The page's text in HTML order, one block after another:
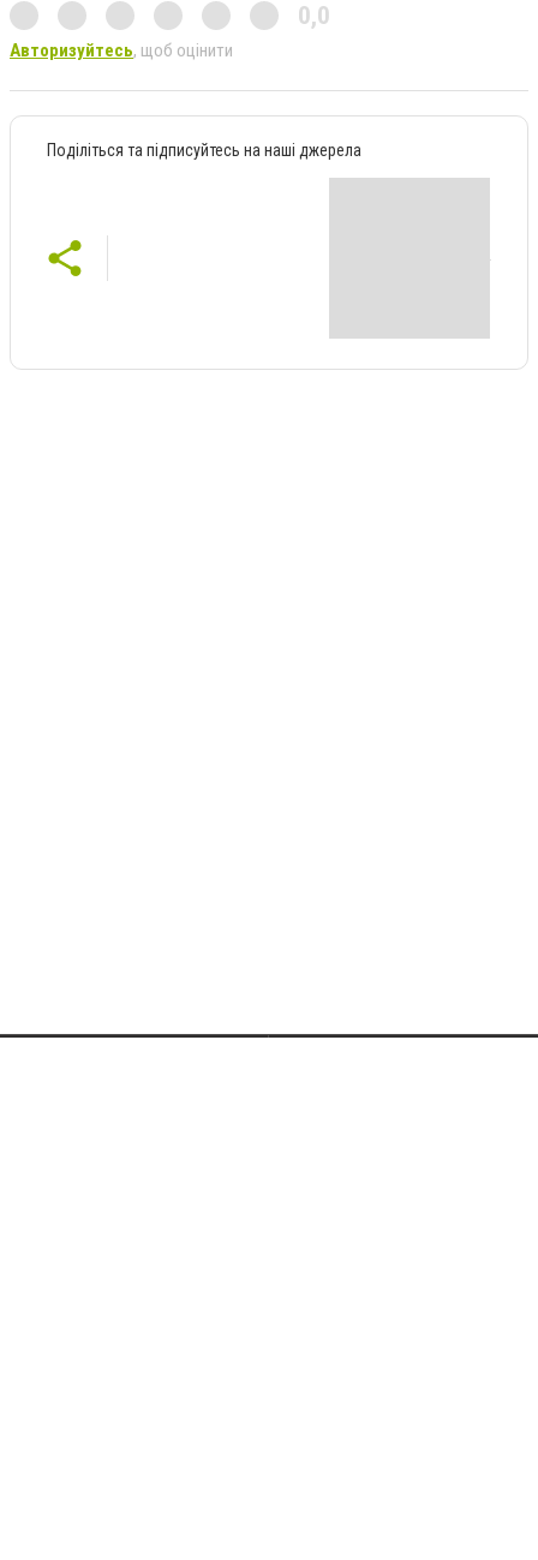
0,0
Авторизуйтесь, щоб оцінити
Поділіться та підписуйтесь на наші джерела